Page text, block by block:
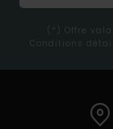
(*) Offre
Conditions